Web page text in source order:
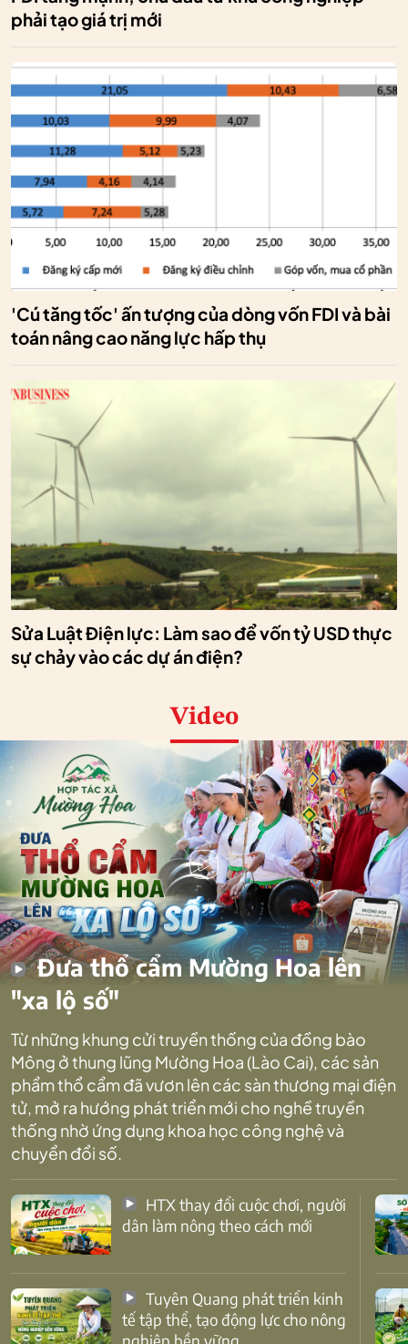
phải tạo giá trị mới
'Cú tăng tốc' ấn tượng của dòng vốn FDI và bài
toán nâng cao năng lực hấp thụ
Sửa Luật Điện lực: Làm sao để vốn tỷ USD thực
sự chảy vào các dự án điện?
Video
Đưa thổ cẩm Mường Hoa lên
"xa lộ số"
Từ những khung cửi truyền thống của đồng bào
Mông ở thung lũng Mường Hoa (Lào Cai), các sản
phẩm thổ cẩm đã vươn lên các sàn thương mại điện
tử, mở ra hướng phát triển mới cho nghề truyền
thống nhờ ứng dụng khoa học công nghệ và
chuyển đổi số.
dân làm nông theo cách mới
tế tập thể, tạo động lực cho nông